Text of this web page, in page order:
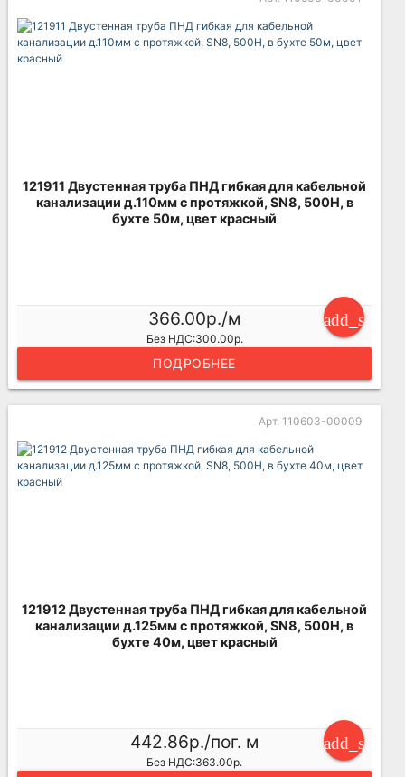
121911 Двустенная труба ПНД гибкая для кабельной
канализации д.110мм с протяжкой, SN8, 500Н, в
бухте 50м, цвет красный
366.00р./м
Без НДС:300.00р.
ПОДРОБНЕЕ
Арт. 110603-00009
121912 Двустенная труба ПНД гибкая для кабельной
канализации д.125мм с протяжкой, SN8, 500Н, в
бухте 40м, цвет красный
442.86р./пог. м
Без НДС:363.00р.